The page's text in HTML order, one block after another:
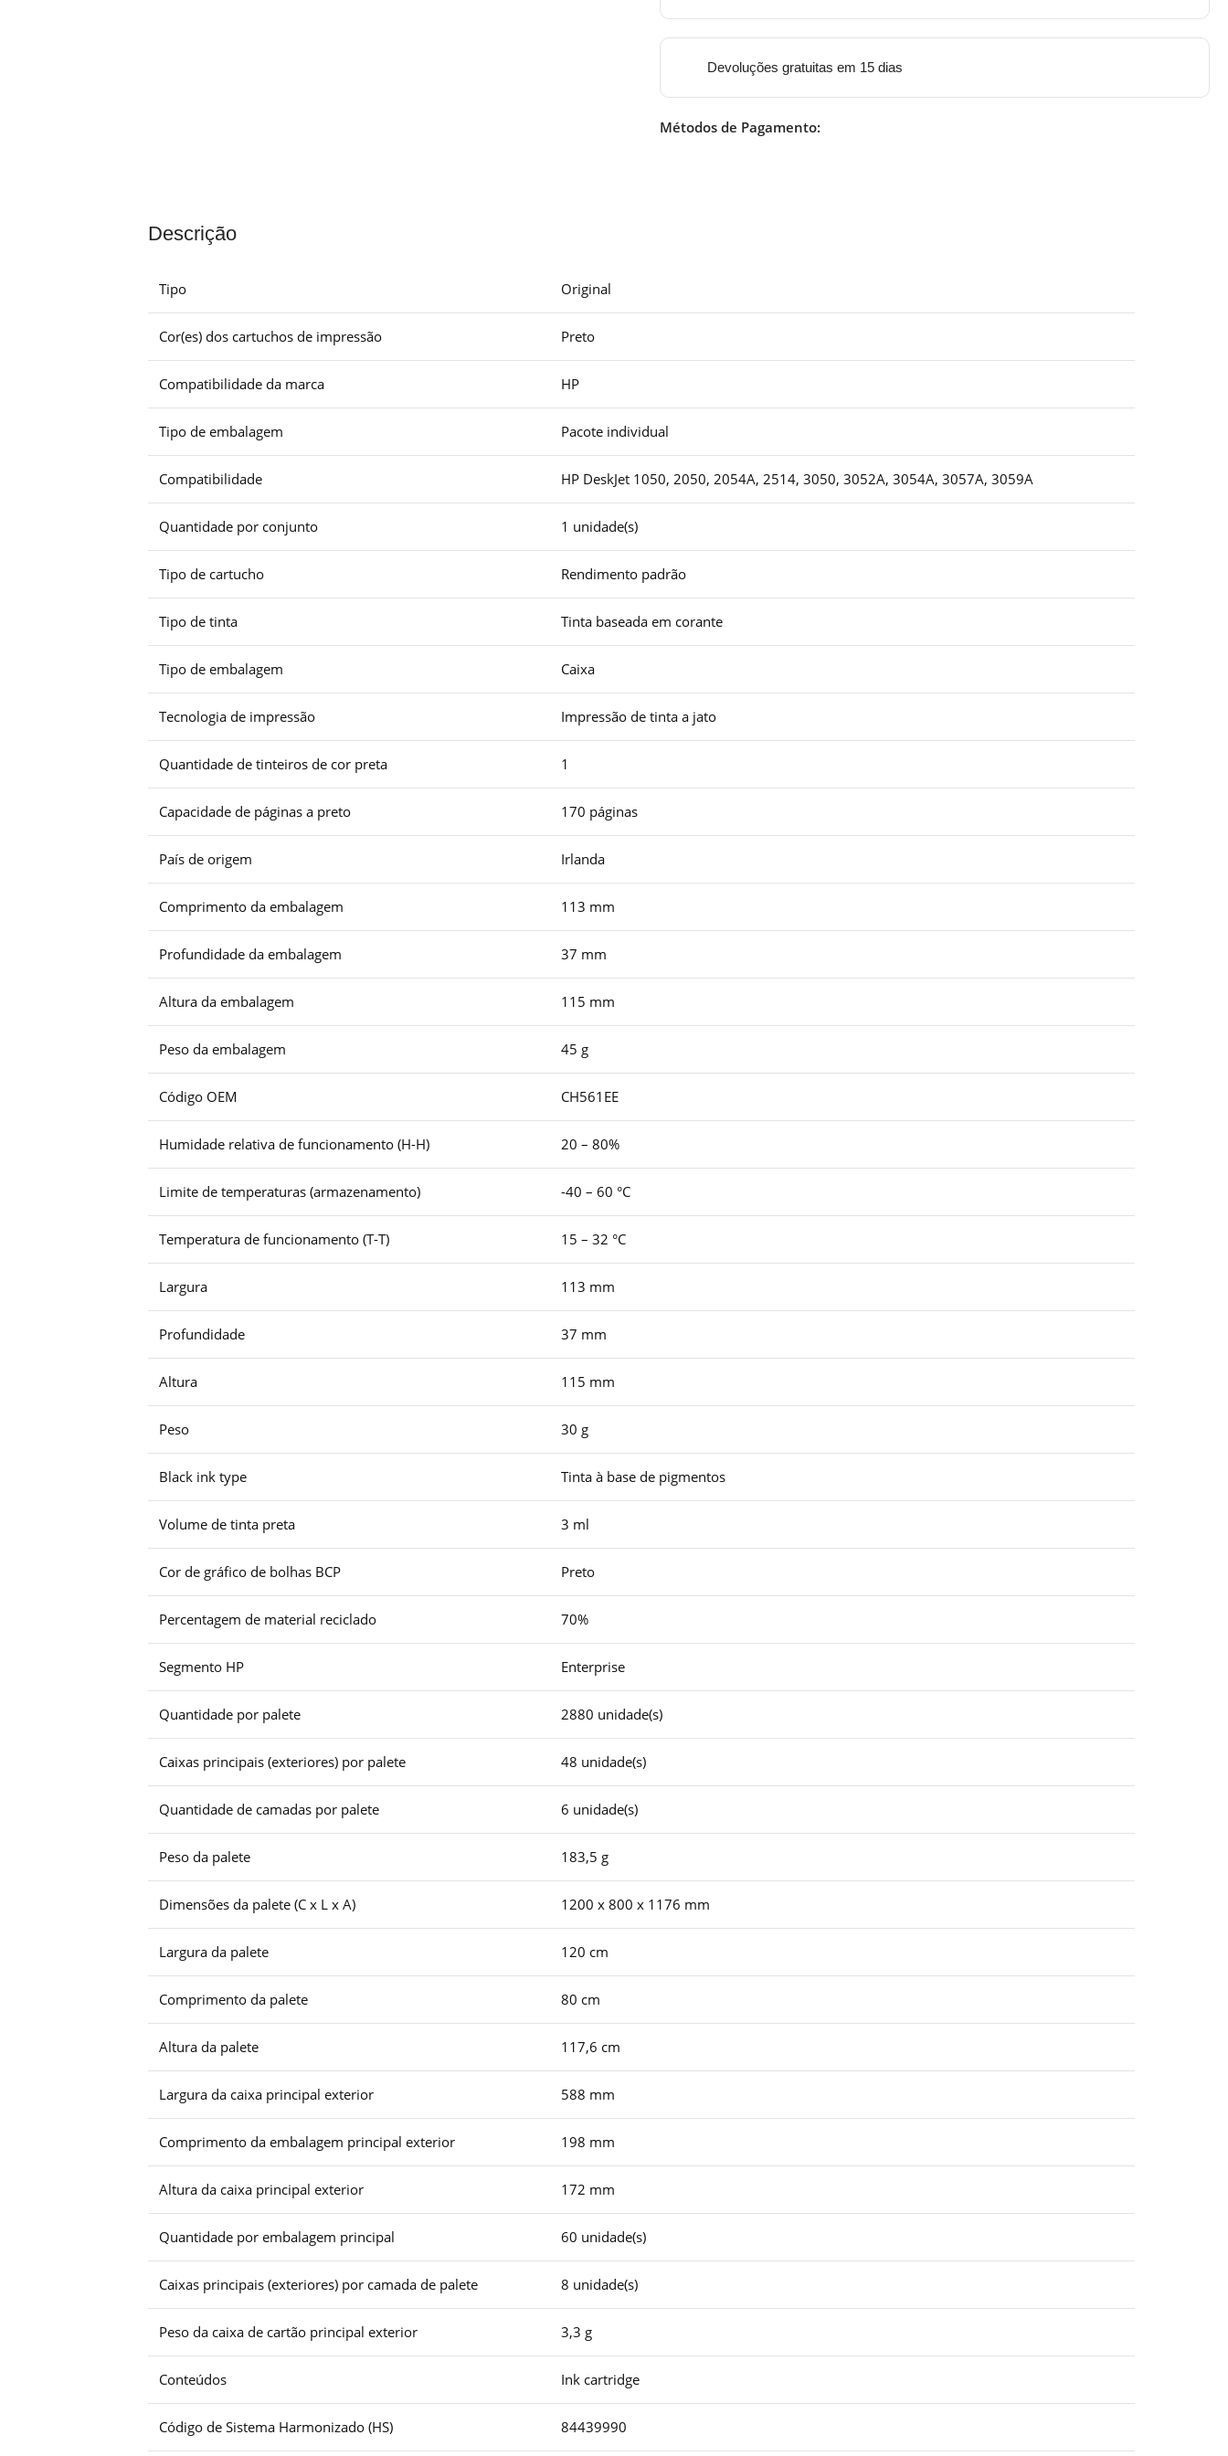
Devoluções gratuitas em 15 dias
Métodos de Pagamento:
Descrição
Tipo Original
Cor(es) dos cartuchos de impressão Preto
Compatibilidade da marca HP
Tipo de embalagem Pacote individual
Compatibilidade HP DeskJet 1050, 2050, 2054A, 2514, 3050, 3052A, 3054A, 3057A, 3059A
Quantidade por conjunto 1 unidade(s)
Tipo de cartucho Rendimento padrão
Tipo de tinta Tinta baseada em corante
Tipo de embalagem Caixa
Tecnologia de impressão Impressão de tinta a jato
Quantidade de tinteiros de cor preta 1
Capacidade de páginas a preto 170 páginas
País de origem Irlanda
Comprimento da embalagem 113 mm
Profundidade da embalagem 37 mm
Altura da embalagem 115 mm
Peso da embalagem 45 g
Código OEM CH561EE
Humidade relativa de funcionamento (H-H) 20 – 80%
Limite de temperaturas (armazenamento) -40 – 60 °C
Temperatura de funcionamento (T-T) 15 – 32 °C
Largura 113 mm
Profundidade 37 mm
Altura 115 mm
Peso 30 g
Black ink type Tinta à base de pigmentos
Volume de tinta preta 3 ml
Cor de gráfico de bolhas BCP Preto
Percentagem de material reciclado 70%
Segmento HP Enterprise
Quantidade por palete 2880 unidade(s)
Caixas principais (exteriores) por palete 48 unidade(s)
Quantidade de camadas por palete 6 unidade(s)
Peso da palete 183,5 g
Dimensões da palete (C x L x A) 1200 x 800 x 1176 mm
Largura da palete 120 cm
Comprimento da palete 80 cm
Altura da palete 117,6 cm
Largura da caixa principal exterior 588 mm
Comprimento da embalagem principal exterior 198 mm
Altura da caixa principal exterior 172 mm
Quantidade por embalagem principal 60 unidade(s)
Caixas principais (exteriores) por camada de palete 8 unidade(s)
Peso da caixa de cartão principal exterior 3,3 g
Conteúdos Ink cartridge
Código de Sistema Harmonizado (HS) 84439990